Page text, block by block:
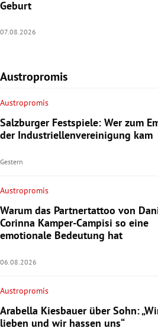
Geburt
07.08.2026
Austropromis
Austropromis
Salzburger Festspiele: Wer zum
der Industriellenvereinigung kam
Gestern
Austropromis
Warum das Partnertattoo von
Corinna Kamper-Campisi so eine
emotionale Bedeutung hat
06.08.2026
Austropromis
Arabella Kiesbauer über Sohn:
lieben und wir hassen uns“